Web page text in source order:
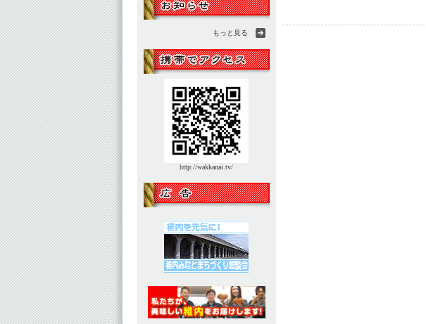
もっと見る
http://wakkanai.tv/